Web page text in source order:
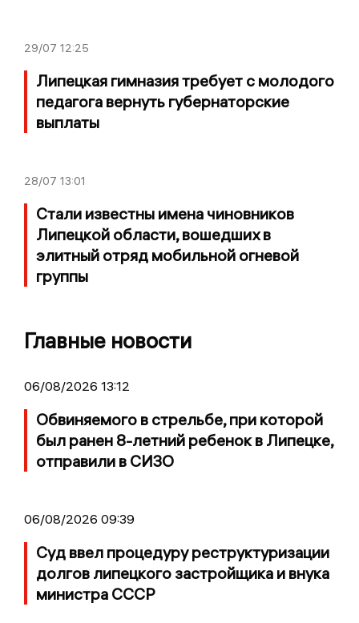
29/07 12:25
Липецкая гимназия требует с молодого
педагога вернуть губернаторские
выплаты
28/07 13:01
Стали известны имена чиновников
Липецкой области, вошедших в
элитный отряд мобильной огневой
группы
Главные новости
06/08/2026 13:12
Обвиняемого в стрельбе, при которой
был ранен 8-летний ребенок в Липецке,
отправили в СИЗО
06/08/2026 09:39
Суд ввел процедуру реструктуризации
долгов липецкого застройщика и внука
министра СССР